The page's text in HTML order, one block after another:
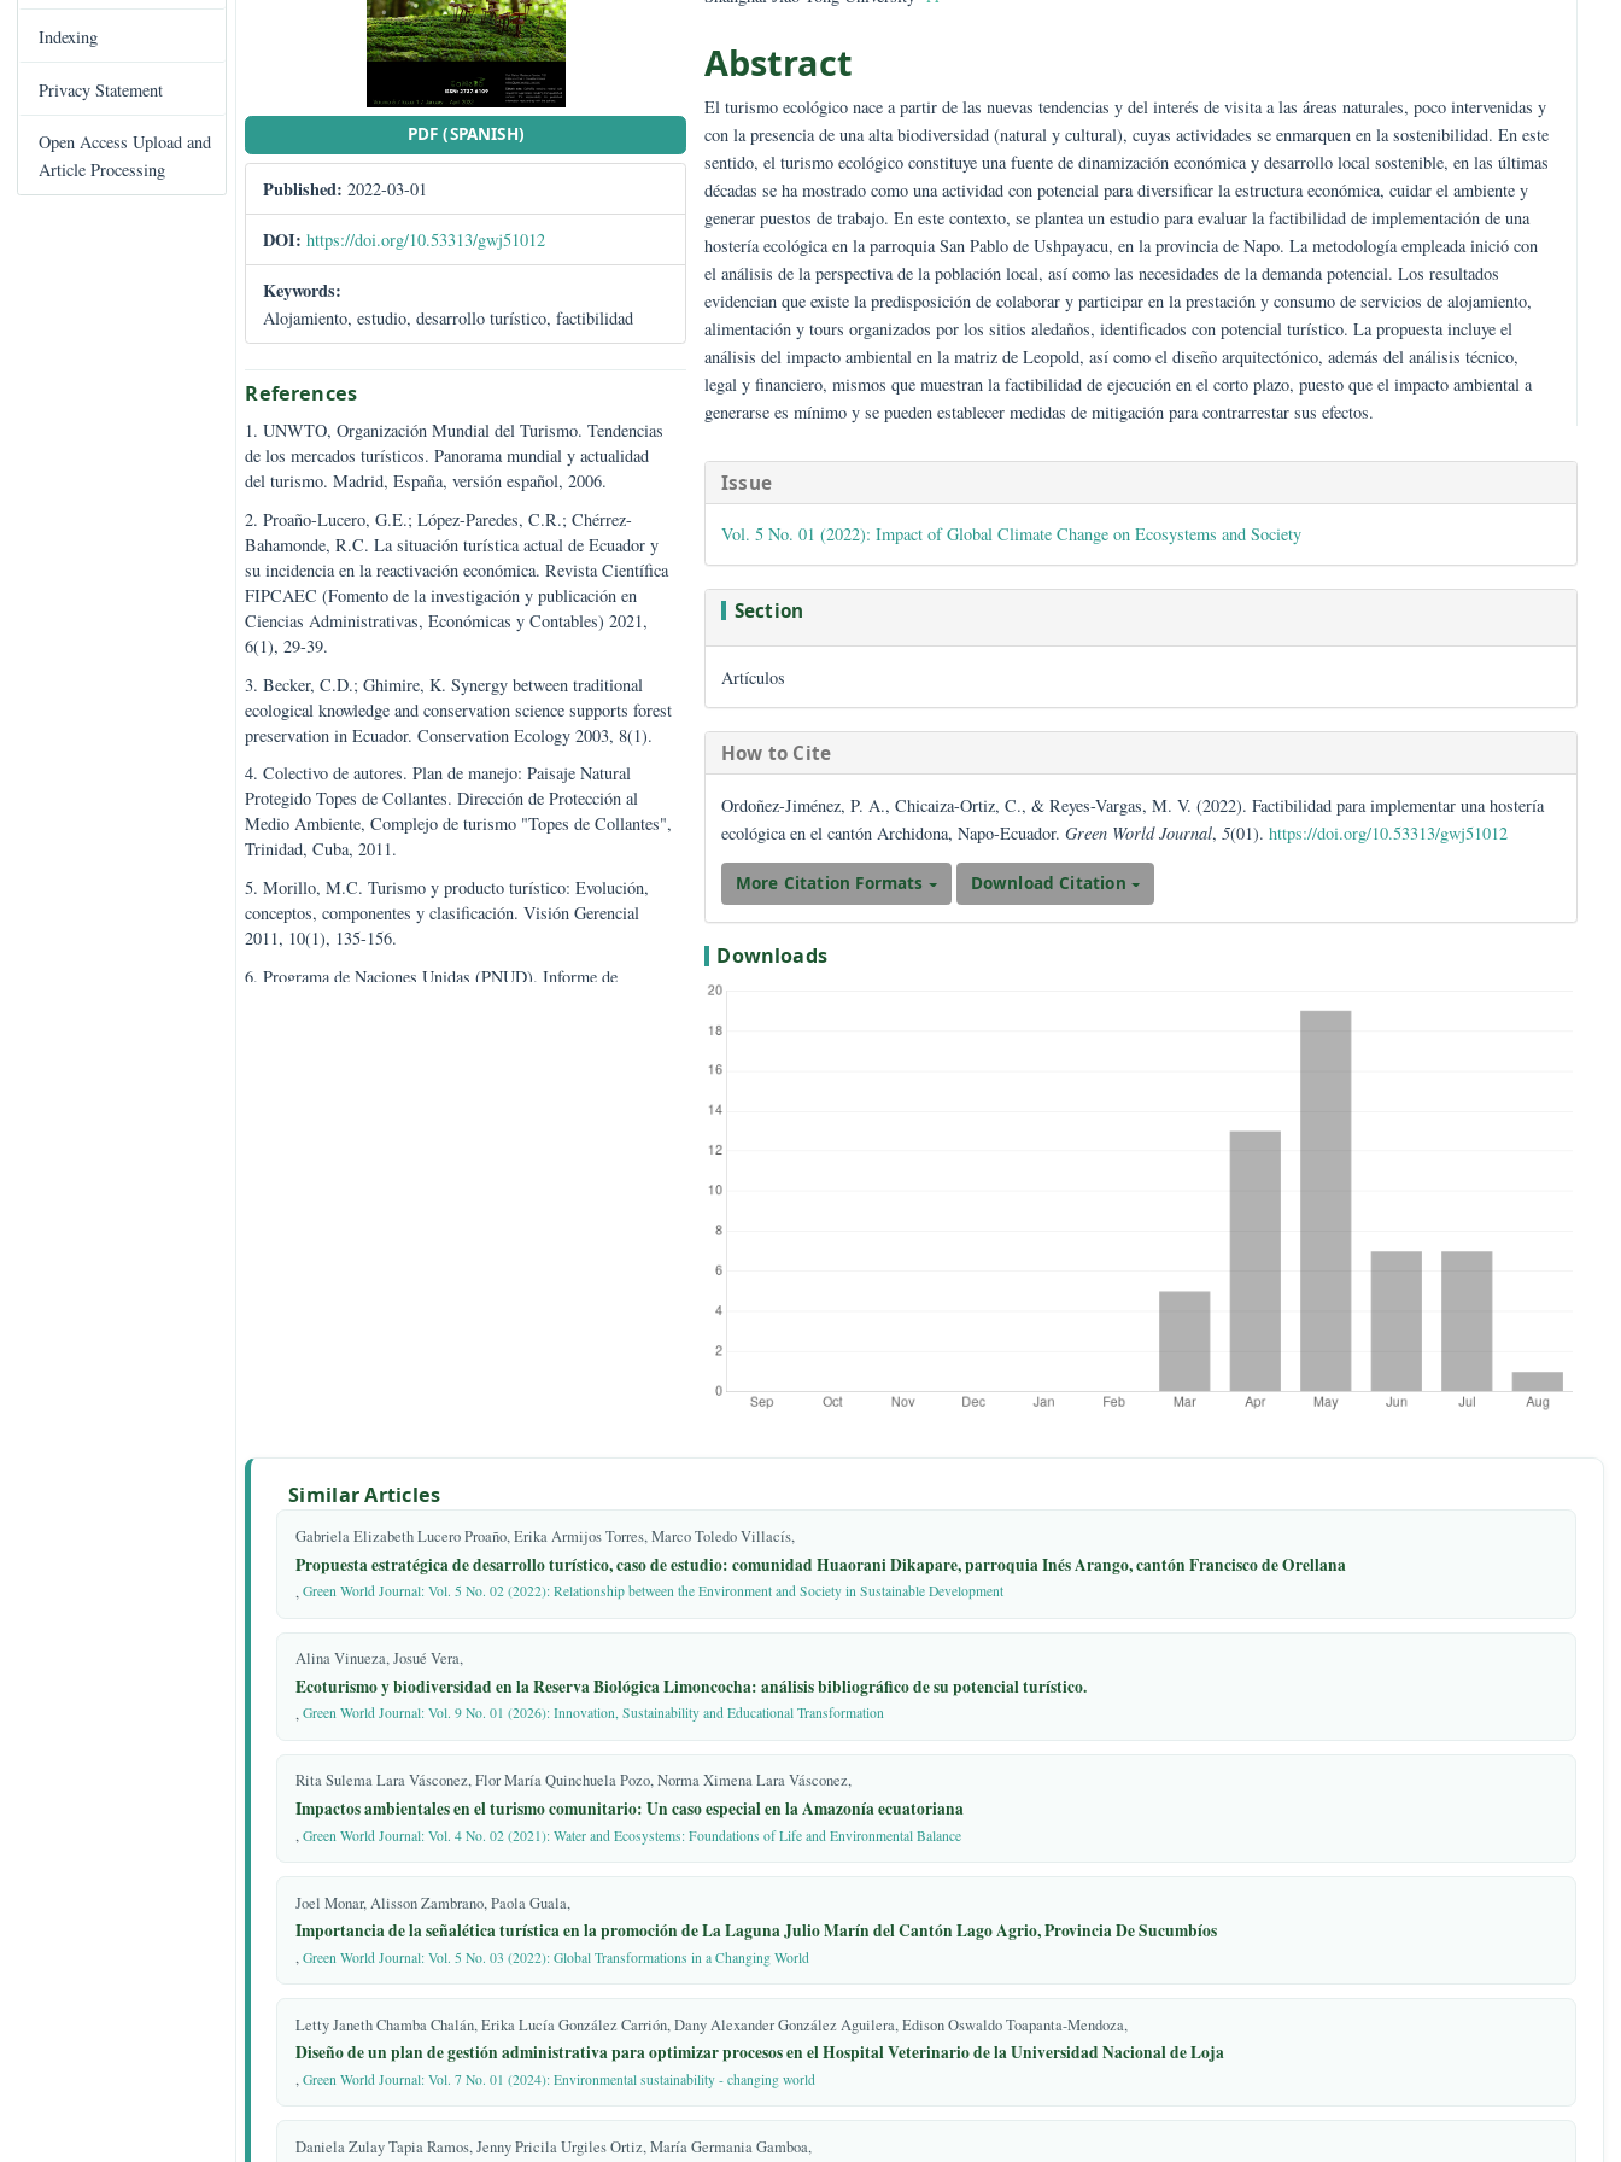
C
o
n
t
e
n
Books Published
Indexing
Privacy Statement
PDF (SPANISH)
Published:2022-03-01
DOI:https://doi.org/10.53313/gwj51012
References
1. UNWTO, Organización Mundial del Turismo. Tendencias
de los mercados turísticos. Panorama mundial y actualidad
del turismo. Madrid, España, versión español, 2006.
2. Proaño-Lucero, G.E.; López-Paredes, C.R.; Chérrez-
su incidencia en la reactivación económica. Revista Científica
FIPCAEC (Fomento de la investigación y publicación en
Ciencias Administrativas, Económicas y Contables) 2021,
6(1), 29-39.
3. Becker, C.D.; Ghimire, K. Synergy between traditional
ecological knowledge and conservation science supports forest
preservation in Ecuador. Conservation Ecology 2003, 8(1).
4. Colectivo de autores. Plan de manejo: Paisaje Natural
Protegido Topes de Collantes. Dirección de Protección al
Medio Ambiente, Complejo de turismo "Topes de Collantes",
conceptos, componentes y clasificación. Visión Gerencial
https://www.un.org/sites/un2.un.org/files/policy_brief_covid-
7. Asociación Española de Expertos Científicos en Turismo
8. Moreno, A.; Sariego, I.; Reyes, B. La planificación y la
gestión como herramientas de desarrollo de los destinos
turísticos. Turydes: Turismo y Desarrollo 2018, 25.
Disponible en:https://www.eumed.net/rev/turydes/25/gestion-
destinos.html
9. Quiroa, M. Estudio de factibilidad. Economipedia.com,
2020. Disponible en:
https://economipedia.com/definiciones/estudio-de-
factibilidad.html
10. Luna, R.; Cháves, D. Guía para elaborar estudios de
factibilidad de proyectos ecoturísticos. 2001. Disponible en:
https://www.ucipfg.com/Repositorio/MGTS/MGTS14/MGTS
04/semana4/4Guia_Factibilidad_Proyectos_Ecoturisticos_CA
PAS.pdf
11. Acerenza, M. Conceptualización, origen y evolución del
turismo. Trillas, 2006. Disponible en:
https://www.entornoturistico.com/wp-
content/uploads/2017/11/Conceptualizaci%C3%B3n-origen-
y-evoluci%C3%B3n-del-turismo-de-Miguel-Acerenza-
PDF.pdf
12. Acchura, A. El turismo rural en territorios hortícolas:
Shanghai Jiao Tong University
Abstract
El turismo ecológico nace a partir de las nuevas tendencias y del interés de visita a las áreas naturales, poco
con la presencia de una alta biodiversidad (natural y cultural), cuyas actividades se enmarquen en la
sentido, el turismo ecológico constituye una fuente de dinamización económica y desarrollo local sostenible,
décadas se ha mostrado como una actividad con potencial para diversificar la estructura económica, cuidar el
generar puestos de trabajo. En este contexto, se plantea un estudio para evaluar la factibilidad de
hostería ecológica en la parroquia San Pablo de Ushpayacu, en la provincia de Napo. La metodología
el análisis de la perspectiva de la población local, así como las necesidades de la demanda potencial. Los
evidencian que existe la predisposición de colaborar y participar en la prestación y consumo de servicios de
alimentación y tours organizados por los sitios aledaños, identificados con potencial turístico. La propuesta
análisis del impacto ambiental en la matriz de Leopold, así como el diseño arquitectónico, además del
Issue
Vol. 5 No. 01 (2022): Impact of Global Climate Change on Ecosystems and Society
Section
Artículos
How to Cite
Ordoñez-Jiménez, P. A., Chicaiza-Ortiz, C., & Reyes-Vargas, M. V. (2022). Factibilidad para implementar
Similar Articles
Propuesta estratégica de desarrollo turístico, caso de estudio: comunidad Huaorani Dikapare, parroquia Inés Arango, cantón Francisco de Orellana
Green World Journal: Vol. 5 No. 02 (2022): Relationship between the Environment and Society in Sustainable Development
Alina Vinueza, Josué Vera,
Ecoturismo y biodiversidad en la Reserva Biológica Limoncocha: análisis bibliográfico de su potencial turístico.
,Green World Journal: Vol. 9 No. 01 (2026): Innovation, Sustainability and Educational Transformation
Rita Sulema Lara Vásconez, Flor María Quinchuela Pozo, Norma Ximena Lara Vásconez,
Impactos ambientales en el turismo comunitario: Un caso especial en la Amazonía ecuatoriana